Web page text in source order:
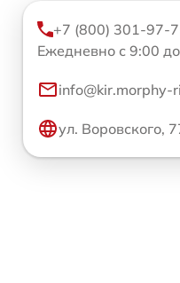
+7 (800) 301-97-
Ежедневно с 9:00
ул. Воровского,